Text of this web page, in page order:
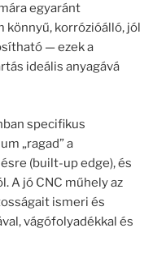
egyaránt
könnyű, korrózióálló, jól
— ezek a
ideális anyagává
specifikus
„ragad” a
(built-up edge), és
A jó CNC műhely az
ismeri és
vágófolyadékkal és